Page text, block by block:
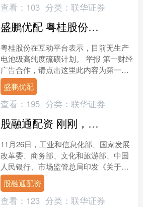
查看： 103 分类： 联华证券
盛鹏优配 粤桂股份：目前无生产电池级高纯度硫磺计划
粤桂股份在互动平台表示，目前无生产
电池级高纯度硫磺计划。 举报 第一财经
广告合作，请点击这里此内容为第一财
经原创，著作权归第一财经所有。未经
第一财经书面授权，不....
盛鹏优配
查看： 195 分类： 联华证券
股融通配资 刚刚，利好来了！多股突然爆发，涨停
11月26日，工业和信息化部、国家发展
改革委、商务部、文化和旅游部、中国
人民银行、市场监管总局印发《关于增
强消费品供需适配性进一步促进消费的
实施方案》（以下简称....
股融通配资
查看： 123 分类： 联华证券